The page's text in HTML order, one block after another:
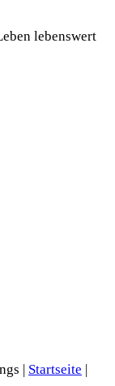
lebenswert
| Startseite |